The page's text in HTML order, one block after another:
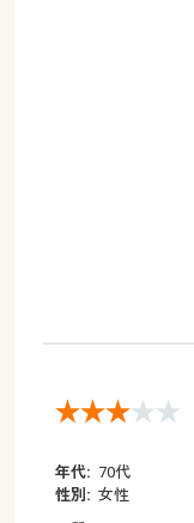
年代: 70代
性別: 女性